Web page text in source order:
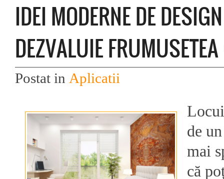
IDEI MODERNE DE
DEZVALUIE
Postat in Aplicatii
de
mai
că